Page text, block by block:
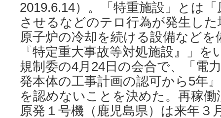
2019.6.14）。「特重施設」とは
させるなどのテロ行為が発生し
原子炉の冷却を続ける設備など
『特定重大事故等対処施設』」
規制委の4月24日の会合で、「電
発本体の工事計画の認可から5年
を認めないことを決めた。再稼
原発１号機（鹿児島県）は来年３